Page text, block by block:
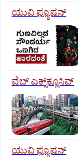
ಯುವಿ ಫ್ಯೂಷನ್
ವೆಬ್ ಎಕ್ಸ್‌ಕ್ಲೂಸಿವ್
ಯುವಿ ಫ್ಯೂಷನ್